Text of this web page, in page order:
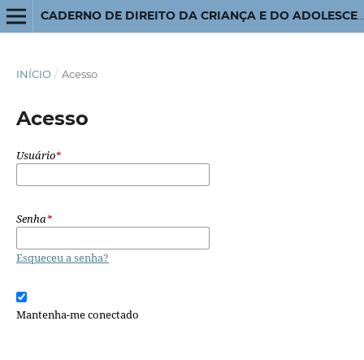
CADERNO DE DIREITO DA CRIANÇA E DO ADOLESCENTE
INÍCIO / Acesso
Acesso
Usuário*
Senha*
Esqueceu a senha?
Mantenha-me conectado